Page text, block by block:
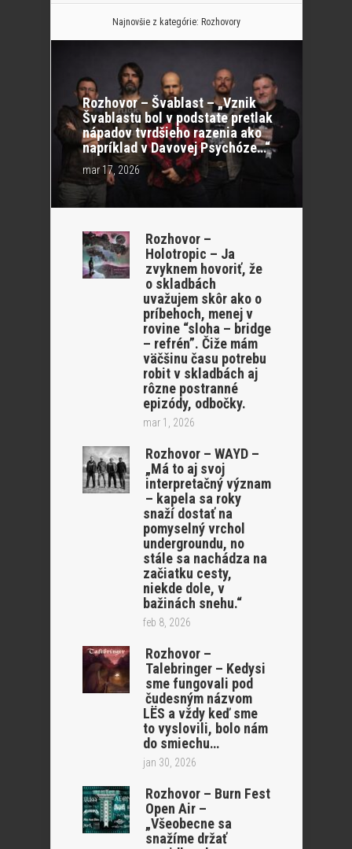
Najnovšie z kategórie: Rozhovory
Rozhovor – Švablast – „Vznik
Švablastu bol v podstate pretlak
nápadov tvrdšieho razenia ako
napríklad v Davovej Psychóze…“
mar 17, 2026
Rozhovor –
Holotropic – Ja
zvyknem hovoriť, že
o skladbách
uvažujem skôr ako o
príbehoch, menej v
rovine “sloha – bridge
– refrén”. Čiže mám
väčšinu času potrebu
robit v skladbách aj
rôzne postranné
epizódy, odbočky.
mar 1, 2026
Rozhovor – WAYD –
„Má to aj svoj
interpretačný význam
– kapela sa roky
snaží dostať na
pomyselný vrchol
undergroundu, no
stále sa nachádza na
začiatku cesty,
niekde dole, v
bažinách snehu.“
feb 8, 2026
Rozhovor –
Talebringer – Kedysi
sme fungovali pod
čudesným názvom
LËS a vždy keď sme
to vyslovili, bolo nám
do smiechu…
jan 30, 2026
Rozhovor – Burn Fest
Open Air –
„Všeobecne sa
snažíme držať